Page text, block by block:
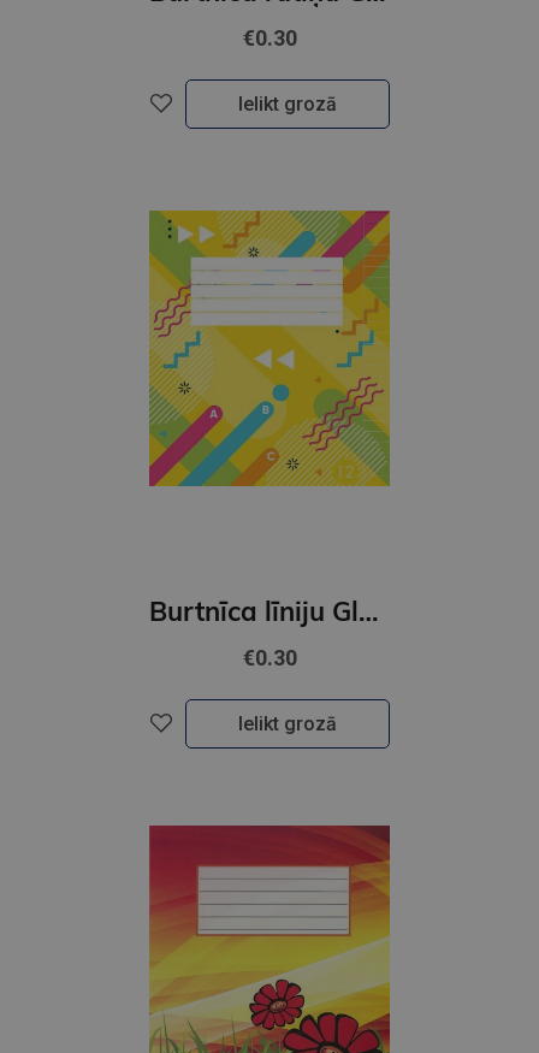
€0.30
Ielikt grozā
Burtnīca līniju Globuss, 12 lapas
€0.30
Ielikt grozā